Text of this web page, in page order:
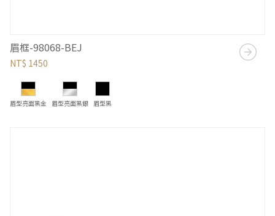
眉框-98068-BEJ
NT$ 1450
眉型亮面黑金 眉型亮面黑銀 眉型黑